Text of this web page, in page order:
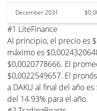
December 2031
#1 LiteFinance
Al principio, el precio es
máximo es
$0,0020778666. El
$0,0022549657. El
a DAKU al final del año
del 14.93% para el año.